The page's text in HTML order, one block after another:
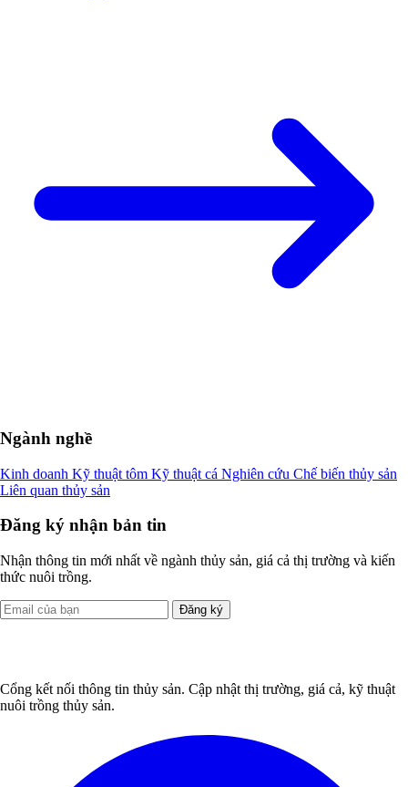
Ngành nghề
Kinh doanh Kỹ thuật tôm Kỹ thuật cá Nghiên cứu Chế biến thủy sản
Liên quan thủy sản
Đăng ký nhận bản tin
Nhận thông tin mới nhất về ngành thủy sản, giá cả thị trường và kiến
thức nuôi trồng.
Đăng ký
Cổng kết nối thông tin thủy sản. Cập nhật thị trường, giá cả, kỹ thuật
nuôi trồng thủy sản.